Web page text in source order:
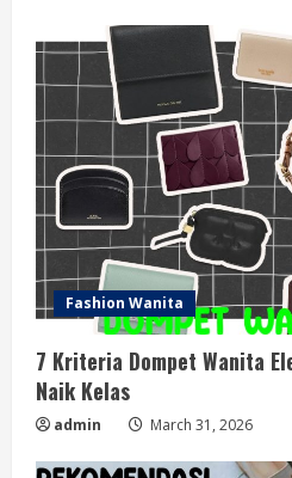
Fashion Wanita
7 Kriteria Dompet Wanita
Naik Kelas
admin March 31, 2026